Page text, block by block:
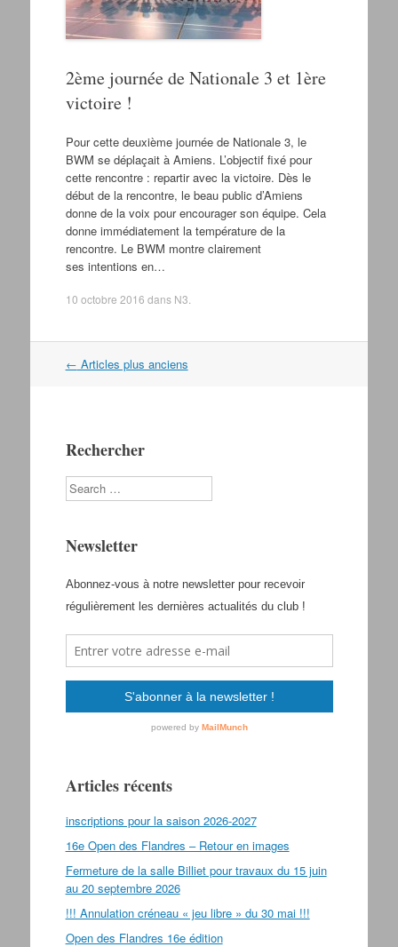
2ème journée de Nationale 3 et 1ère
victoire !
Pour cette deuxième journée de Nationale 3, le
BWM se déplaçait à Amiens. L’objectif fixé pour
cette rencontre : repartir avec la victoire. Dès le
début de la rencontre, le beau public d’Amiens
donne de la voix pour encourager son équipe. Cela
donne immédiatement la température de la
rencontre. Le BWM montre clairement
ses intentions en…
10 octobre 2016 dans N3
Navigation dans les articles
← Articles plus anciens
Rechercher
Search
Newsletter
Articles récents
inscriptions pour la saison 2026-2027
16e Open des Flandres – Retour en images
Fermeture de la salle Billiet pour travaux du 15 juin
au 20 septembre 2026
!!! Annulation créneau « jeu libre » du 30 mai !!!
Open des Flandres 16e édition